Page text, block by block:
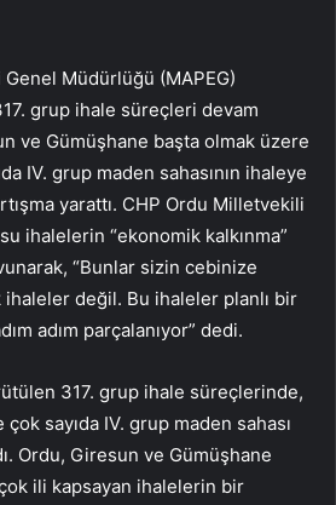
Müdürlüğü (MAPEG)
grup ihale süreçleri devam
ve Gümüşhane başta olmak üzere
IV. grup maden sahasının ihaleye
yarattı. CHP Ordu Milletvekili
ihalelerin “ekonomik kalkınma”
“Bunlar sizin cebinize
ihaleler değil. Bu ihaleler planlı bir
adım parçalanıyor” dedi.
317. grup ihale süreçlerinde,
sayıda IV. grup maden sahası
Ordu, Giresun ve Gümüşhane
ili kapsayan ihalelerin bir